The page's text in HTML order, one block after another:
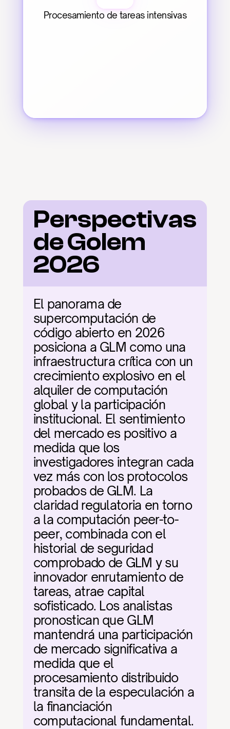
Procesamiento de tareas intensivas
Perspectivas
de Golem
2026
El panorama de
supercomputación de
código abierto en 2026
posiciona a GLM como una
infraestructura crítica con un
crecimiento explosivo en el
alquiler de computación
global y la participación
institucional. El sentimiento
del mercado es positivo a
medida que los
investigadores integran cada
vez más con los protocolos
probados de GLM. La
claridad regulatoria en torno
a la computación peer-to-
peer, combinada con el
historial de seguridad
comprobado de GLM y su
innovador enrutamiento de
tareas, atrae capital
sofisticado. Los analistas
pronostican que GLM
mantendrá una participación
de mercado significativa a
medida que el
procesamiento distribuido
transita de la especulación a
la financiación
computacional fundamental.